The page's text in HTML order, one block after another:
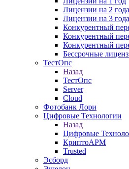
Лицензии на 2 года
Лицензии на 3 года
Конкурентный
Конкурентный
Конкурентный
Бессрочные
ТестОпс
Назад
ТестОпс
Server
Cloud
Фотобанк Лори
Цифровые Технологии
Назад
Цифровые
КриптоАРМ
Trusted
Эсборд